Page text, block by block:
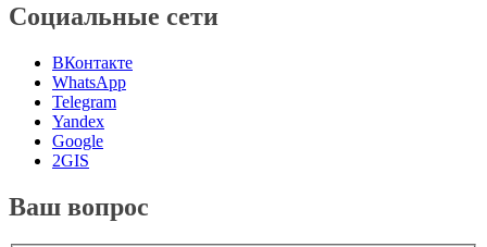
Социальные сети
ВКонтакте
WhatsApp
Telegram
Yandex
Google
2GIS
Ваш вопрос